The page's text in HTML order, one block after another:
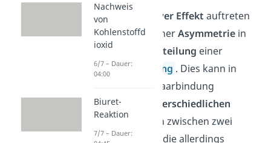
Damit ein induktiver Effekt auftreten
kann, bedarf es einerAsymmetrie in
derElektronenverteilung einer
kovalenten
Bindung . Dies kann in
einer Elektronenpaarbindung
zwischen zwei
unterschiedlichen
Atomenoder auch zwischen zwei
gleichenAtomen
, die allerdings
Nachweis
von
Kohlenstoffd
ioxid
6/7 – Dauer:
04:00
Biuret-
Reaktion
7/7 – Dauer: